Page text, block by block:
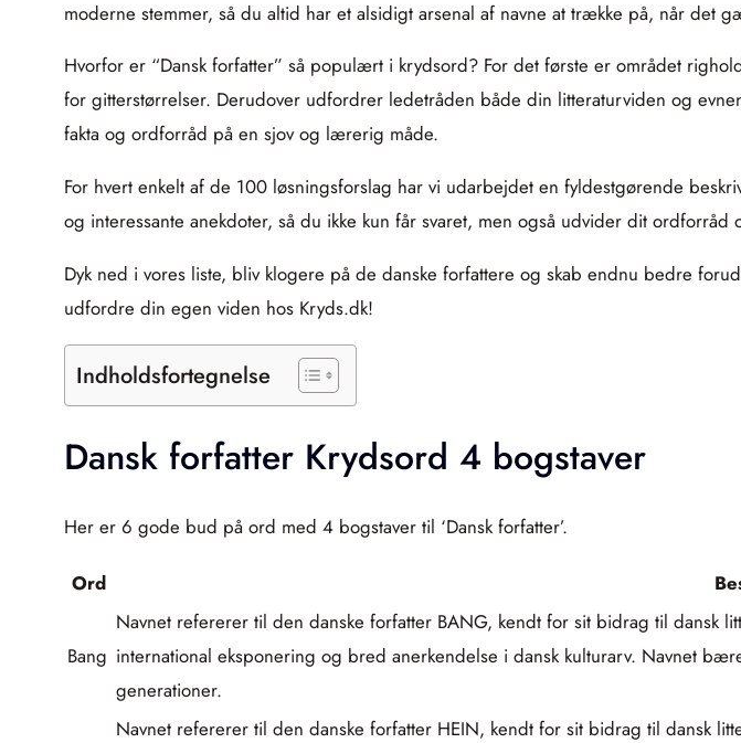
moderne stemmer, så du altid har et alsidigt arsenal af navne at trække på, når det
Hvorfor er “Dansk forfatter” så populært i krydsord? For det første er området
for gitterstørrelser. Derudover udfordrer ledetråden både din litteraturviden og
fakta og ordforråd på en sjov og lærerig måde.
For hvert enkelt af de 100 løsningsforslag har vi udarbejdet en fyldestgørende
og interessante anekdoter, så du ikke kun får svaret, men også udvider dit ordforråd
Dyk ned i vores liste, bliv klogere på de danske forfattere og skab endnu bedre
udfordre din egen viden hos Kryds.dk!
Indholdsfortegnelse
Dansk forfatter Krydsord 4 bogstaver
Her er 6 gode bud på ord med 4 bogstaver til ‘Dansk forfatter’.
Ord
Bang
Navnet refererer til den danske forfatter BANG, kendt for sit bidrag til
international eksponering og bred anerkendelse i dansk kulturarv. Navnet
generationer.
Navnet refererer til den danske forfatter HEIN, kendt for sit bidrag til dansk